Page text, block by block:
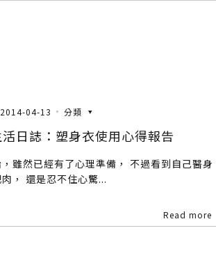
2014-04-13 分類
日誌：塑身衣使用心得報告
雖然已經有了心理準備， 不過看到自己醫身
， 還是忍不住心驚...
Read more